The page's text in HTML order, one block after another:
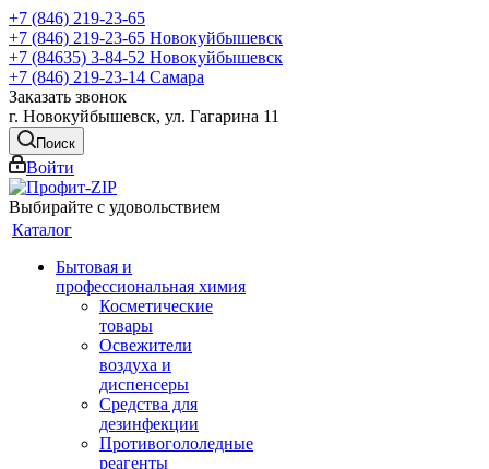
+7 (846) 219-23-65
+7 (846) 219-23-65 Новокуйбышевск
+7 (84635) 3-84-52 Новокуйбышевск
+7 (846) 219-23-14 Самара
Заказать звонок
г. Новокуйбышевск, ул. Гагарина 11
Поиск
Войти
Выбирайте с удовольствием
Каталог
Бытовая и
профессиональная химия
Косметические
товары
Освежители
воздуха и
диспенсеры
Средства для
дезинфекции
Противогололедные
реагенты